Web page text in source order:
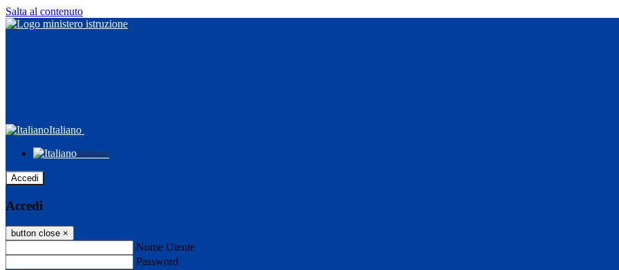
Salta al contenuto
Italiano
Italiano
Accedi
Accedi
button close ×
Nome Utente
Password